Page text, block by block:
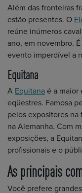
Além das fronteiras
estão presentes. O
reúne inúmeros
ano, em novembro.
evento imperdível a
Equitana
A Equitana é a maior
eqüestres. Famosa
pelos expositores na
na Alemanha. Com
exposições, a
profissionais e o
As principais
Você prefere